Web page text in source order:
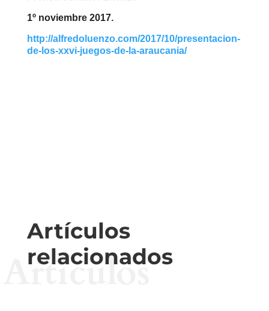
1º noviembre 2017.
http://alfredoluenzo.com/2017/10/presentacion-
de-los-xxvi-juegos-de-la-araucania/
Artículos
relacionados
Artículos